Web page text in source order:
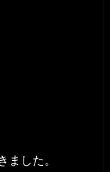
ました。